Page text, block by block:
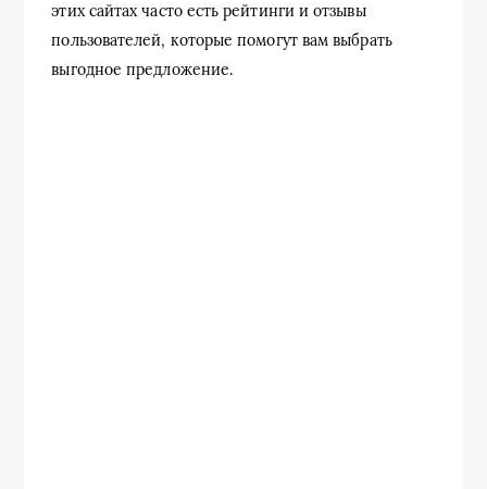
этих сайтах часто есть рейтинги и отзывы
пользователей, которые помогут вам выбрать
выгодное предложение.